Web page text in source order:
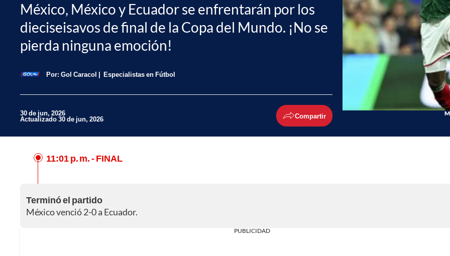
México, México y Ecuador se enfrentarán por los
dieciseisavos de final de la Copa del Mundo. ¡No se
pierda ninguna emoción!
Por: Gol Caracol Especialistas en Fútbol
30 de jun, 2026
Actualizado 30 de jun, 2026 Compartir
11:01 p. m.- FINAL
Terminó el partido
México venció 2-0 a Ecuador.
PUBLICIDAD